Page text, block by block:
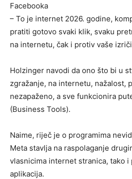
Facebooka
– To je internet 2026. godine,
pratiti gotovo svaki klik, svaku
na internetu, čak i protiv vaše
Holzinger navodi da ono što bi u
zgražanje, na internetu, nažalost,
nezapaženo, a sve funkcionira
(Business Tools).
Naime, riječ je o programima
Meta stavlja na raspolaganje
vlasnicima internet stranica, tako i
aplikacija.